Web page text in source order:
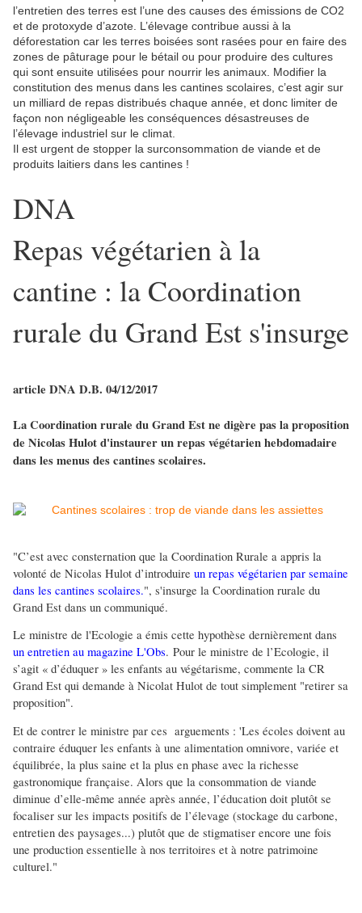
l’entretien des terres est l’une des causes des émissions de CO2
et de protoxyde d’azote. L’élevage contribue aussi à la
déforestation car les terres boisées sont rasées pour en faire des
zones de pâturage pour le bétail ou pour produire des cultures
qui sont ensuite utilisées pour nourrir les animaux. Modifier la
constitution des menus dans les cantines scolaires, c’est agir sur
un milliard de repas distribués chaque année, et donc limiter de
façon non négligeable les conséquences désastreuses de
l’élevage industriel sur le climat.
Il est urgent de stopper la surconsommation de viande et de
produits laitiers dans les cantines !
DNA
Repas végétarien à la
cantine : la Coordination
rurale du Grand Est s'insurge
article DNA D.B. 04/12/2017
La Coordination rurale du Grand Est ne digère pas la proposition
de Nicolas Hulot d'instaurer un repas végétarien hebdomadaire
dans les menus des cantines scolaires.
"C’est avec consternation que la Coordination Rurale a appris la
volonté de Nicolas Hulot d’introduire un repas végétarien par semaine
dans les cantines scolaires.", s'insurge la Coordination rurale du
Grand Est dans un communiqué.
Le ministre de l'Ecologie a émis cette hypothèse dernièrement dans
un entretien au magazine L'Obs. Pour le ministre de l’Ecologie, il
s’agit « d’éduquer » les enfants au végétarisme, commente la CR
Grand Est qui demande à Nicolat Hulot de tout simplement "retirer sa
proposition".
Et de contrer le ministre par ces arguements : 'Les écoles doivent au
contraire éduquer les enfants à une alimentation omnivore, variée et
équilibrée, la plus saine et la plus en phase avec la richesse
gastronomique française. Alors que la consommation de viande
diminue d’elle-même année après année, l’éducation doit plutôt se
focaliser sur les impacts positifs de l’élevage (stockage du carbone,
entretien des paysages...) plutôt que de stigmatiser encore une fois
une production essentielle à nos territoires et à notre patrimoine
culturel."